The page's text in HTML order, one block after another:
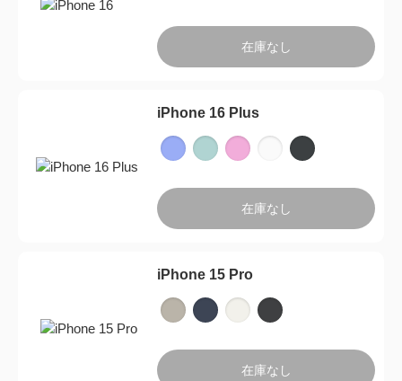
在庫なし
iPhone 16 Plus
在庫なし
iPhone 15 Pro
在庫なし製品一覧に戻る